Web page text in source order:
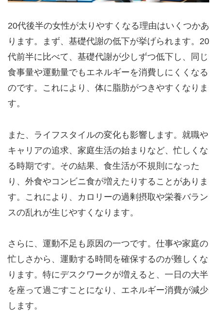
20代後半の女性が太りやすくなる理由はいくつかあ
ります。まず、基礎代謝の低下が挙げられます。20
代前半に比べて、基礎代謝が少しずつ低下し、同じ
食事量や運動量でもエネルギーを消費しにくくなる
のです。これにより、体に脂肪がつきやすくなりま
す。
また、ライフスタイルの変化も影響します。就職や
キャリアの追求、家庭生活の始まりなど、忙しくな
る時期です。その結果、食生活が不規則になった
り、外食やコンビニ食が増えたりすることがありま
す。これにより、カロリーの過剰摂取や栄養バラン
スの乱れが生じやすくなります。
さらに、運動不足も原因の一つです。仕事や家庭の
忙しさから、運動する時間を確保するのが難しくな
ります。特にデスクワークが増えると、一日の大半
を座って過ごすことになり、エネルギー消費が減少
します。